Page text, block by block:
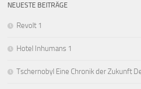
NEUESTE BEITRÄGE
Revolt 1
Hotel Inhumans 1
Tschernobyl Eine Chronik der Zukunft